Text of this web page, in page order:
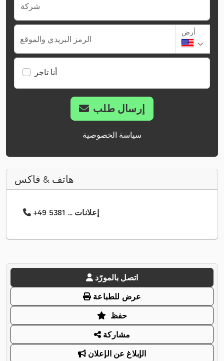
شركة
الرمز البريدي والموقع
أرض
أنا تاجر
إرسال طلب
سياسة الخصوصية
هاتف & فاكس
+49 5381 ... إعلانات
اتصل بالمورّد
عرض للطباعة
حفظ
مشاركة
الإبلاغ عن الإعلان